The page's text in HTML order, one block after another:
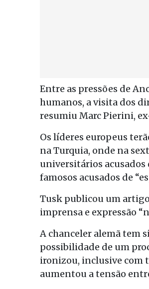
Entre as pressões de
humanos, a visita dos
resumiu Marc Pierini,
Os líderes europeus
na Turquia, onde na
universitários acusados
famosos acusados de
Tusk publicou um
imprensa e expressão
A chanceler alemã tem
possibilidade de um
ironizou, inclusive com
aumentou a tensão